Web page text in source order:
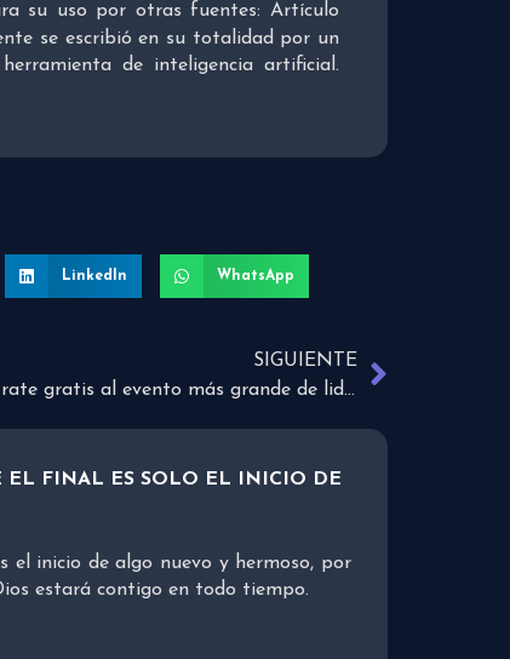
su uso por otras fuentes: Artículo
se escribió en su totalidad por un
de inteligencia artificial.
LinkedIn WhatsApp
SIGUIENTE
¡Regístrate gratis al evento más grande de liderazgo cristiano!
EL FINAL ES SOLO EL INICIO DE
el inicio de algo nuevo y hermoso, por
estará contigo en todo tiempo.